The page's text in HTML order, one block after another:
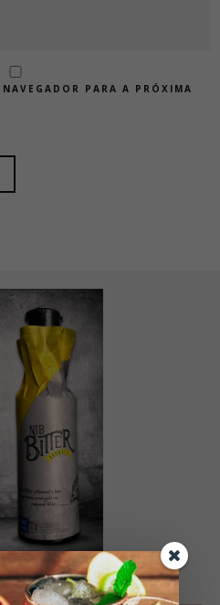
PARA A PRÓXIMA